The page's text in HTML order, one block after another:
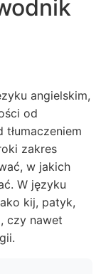
angielskim,
od
zakres
w jakich
W języku
kij, patyk,
czy nawet